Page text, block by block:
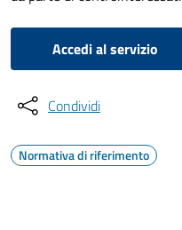
Accedi al servizio
Condividi
Normativa di riferimento